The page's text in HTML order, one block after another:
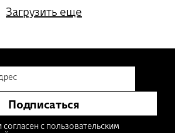
Загрузить еще
Подписаться
с пользовательским